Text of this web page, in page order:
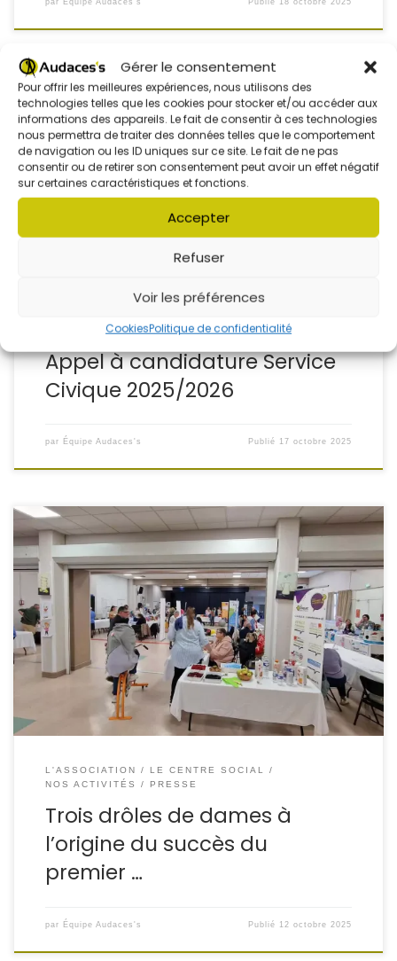
Gérer le consentement
Pour offrir les meilleures expériences, nous utilisons des
technologies telles que les cookies pour stocker et/ou accéder aux
informations des appareils. Le fait de consentir à ces technologies
nous permettra de traiter des données telles que le comportement
de navigation ou les ID uniques sur ce site. Le fait de ne pas
consentir ou de retirer son consentement peut avoir un effet négatif
sur certaines caractéristiques et fonctions.
Accepter
Refuser
Voir les préférences
CookiesPolitique de confidentialité
L’association Audaces’s recrute sa nouvelle Team sur la
mission en partenariat avec Anima Découverte :
Ambassadeur de loisirs et d’actions éducatives. Veuillez
transmettre votre candidature à cette adresse
: contact@audaces-s.fr L‘objectif de l’engagement de
Service Civique est de mobiliser la jeunesse pour
répondre aux défis de la société. Ouvert à tous […]
L'ASSOCIATION LE BRIQUET LE CENTRE SOCIAL
Appel à candidature Service
Civique 2025/2026
par Équipe Audaces's Publié 17 octobre 2025
L'ASSOCIATION
LE CENTRE SOCIAL
NOS ACTIVITÉS
PRESSE
Trois drôles de dames à
l’origine du succès du
premier …
par Équipe Audaces's Publié 12 octobre 2025